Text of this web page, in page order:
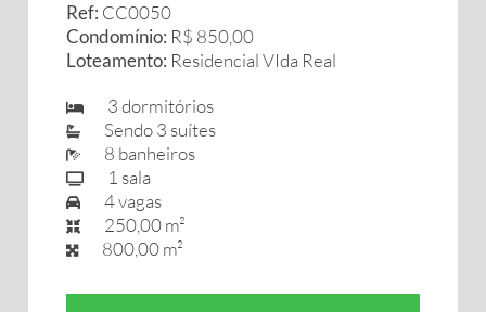
Ref: CC0050
Condomínio: R$ 850,00
Loteamento: Residencial VIda Real
3 dormitórios
Sendo 3 suítes
8 banheiros
1 sala
4 vagas
250,00 m²
800,00 m²